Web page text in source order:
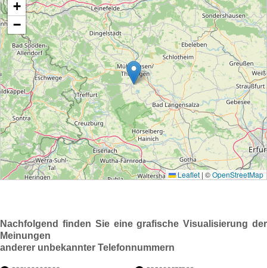
Nachfolgend finden Sie eine grafische Visualisierung der
Meinungen
anderer unbekannter Telefonnummern